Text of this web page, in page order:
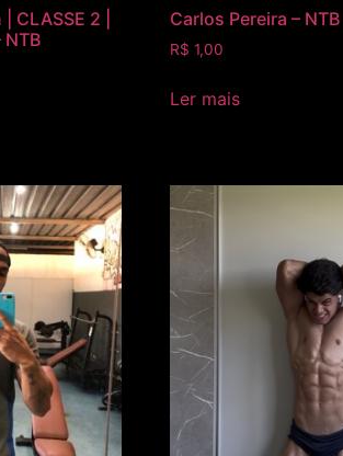
CLASSE 2 |
NTB
Carlos Pereira – NTB
R$ 1,00
Ler mais